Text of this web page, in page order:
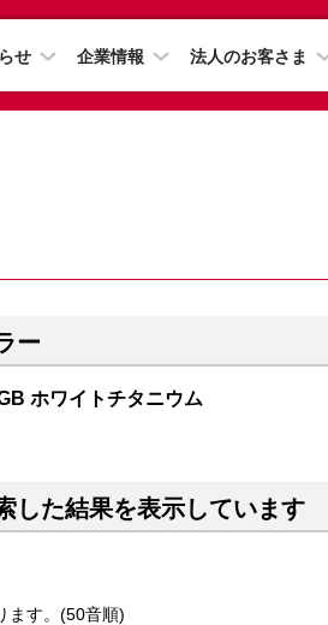
せ 企業情報 法人のお客さま
ー
ホワイトチタニウム
した結果を表示しています
ます。(50音順)